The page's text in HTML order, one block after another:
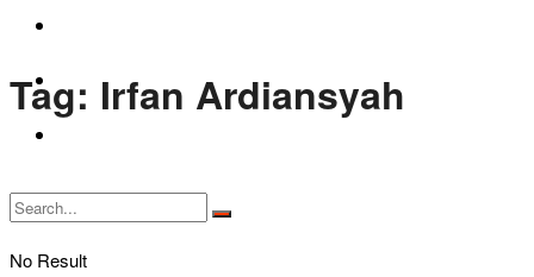
Bikers Cars
No Result
Tag: Irfan Ardiansyah